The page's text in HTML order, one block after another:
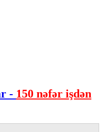
- 150 nəfər işdən